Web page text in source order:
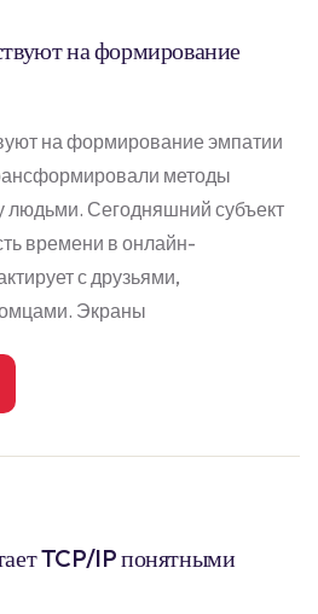
на формирование
на формирование эмпатии
методы
людьми. Сегодняшний субъект
времени в онлайн-
с друзьями,
Экраны
TCP/IP понятными